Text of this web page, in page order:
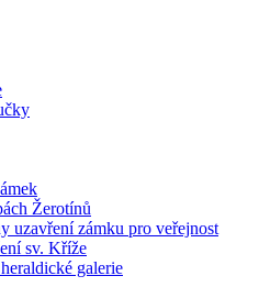
Žerotínů
uzavření zámku pro veřejnost
sv. Kříže
galerie